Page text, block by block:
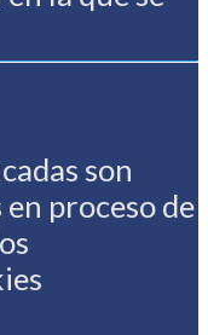
son
proceso de